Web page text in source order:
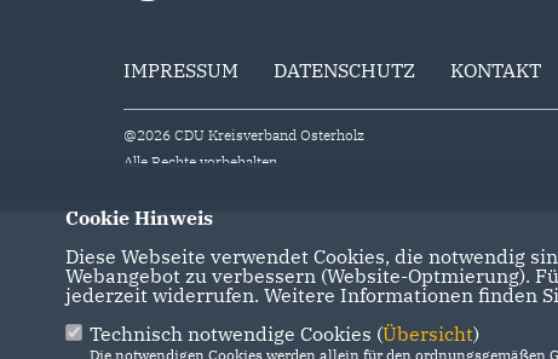
IMPRESSUM DATENSCHUTZ KONTAKT
@2026 CDU Kreisverband Osterholz
Alle Rechte vorbehalten.
Cookie Hinweis
Diese Webseite verwendet Cookies, die notwendig
Webangebot zu verbessern (Website-Optmierung).
jederzeit widerrufen. Weitere Informationen finden
Technisch notwendige Cookies (Übersicht)
Die notwendigen Cookies werden allein für den ordnungsgemäßen